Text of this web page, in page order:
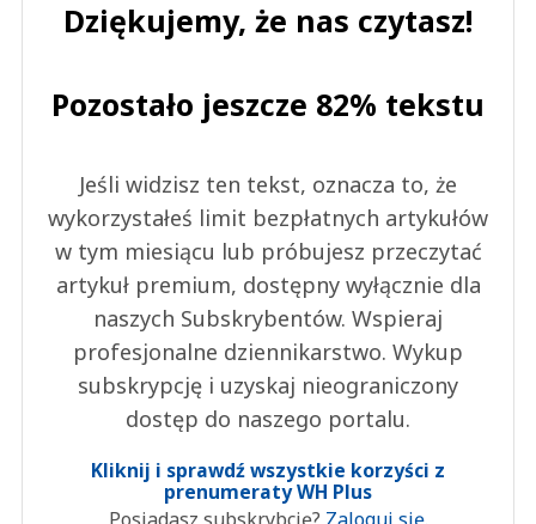
Dziękujemy, że nas czytasz!
Pozostało jeszcze 82% tekstu
Jeśli widzisz ten tekst, oznacza to, że
wykorzystałeś limit bezpłatnych artykułów
w tym miesiącu lub próbujesz przeczytać
artykuł premium, dostępny wyłącznie dla
naszych Subskrybentów. Wspieraj
profesjonalne dziennikarstwo. Wykup
subskrypcję i uzyskaj nieograniczony
dostęp do naszego portalu.
Kliknij i sprawdź wszystkie korzyści z
prenumeraty WH Plus